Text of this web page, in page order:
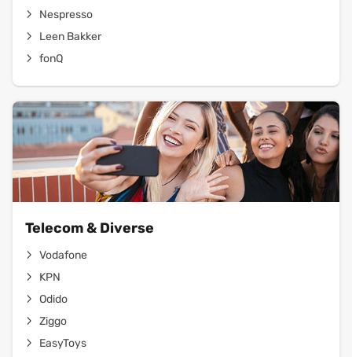
Nespresso
Leen Bakker
fonQ
Telecom & Diverse
Vodafone
KPN
Odido
Ziggo
EasyToys